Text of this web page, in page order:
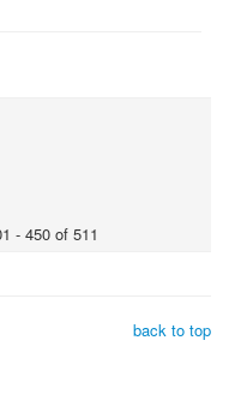
- 450 of 511
back to top